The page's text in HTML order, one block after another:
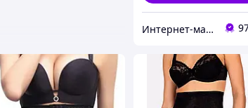
Интернет-магазин "4buy"